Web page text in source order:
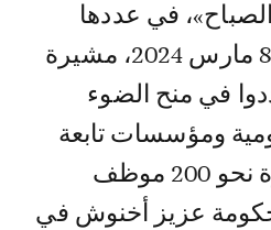
الصادر ليوم الجمعة 8 مارس 2024، مشيرة
في منح الضوء
ومؤسسات تابعة
لهم، في إنهاء مسيرة نحو 200 موظف
عزيز أخنوش في